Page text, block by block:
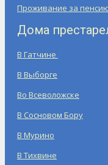
Проживание за
Дома
В Гатчине
В Выборге
Во Всеволожске
В Сосновом Бору
В Мурино
В Тихвине